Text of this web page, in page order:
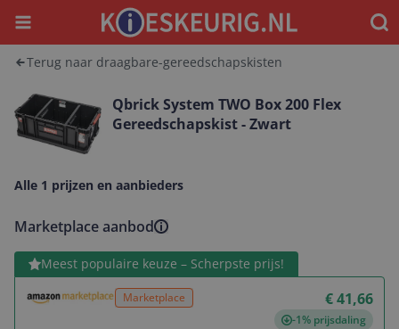
Menu
Terug naar draagbare-gereedschapskisten
Qbrick System TWO Box 200 Flex
Gereedschapskist - Zwart
Alle 1 prijzen en aanbieders
Marketplace aanbod
Meest populaire keuze – Scherpste prijs!
Marketplace € 41,66
-1% prijsdaling
Bekijk product